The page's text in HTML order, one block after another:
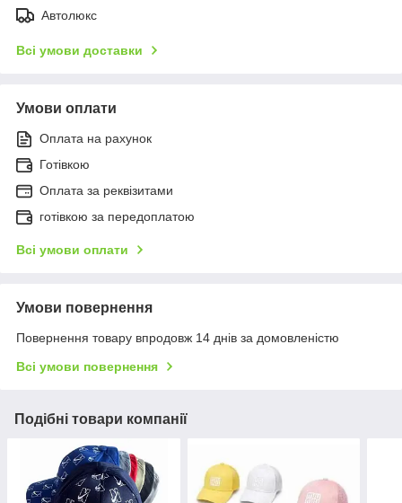
Автолюкс
Всі умови доставки
Умови оплати
Оплата на рахунок
Готівкою
Оплата за реквізитами
готівкою за передоплатою
Всі умови оплати
Умови повернення
Повернення товару впродовж 14 днів за домовленістю
Всі умови повернення
Подібні товари компанії